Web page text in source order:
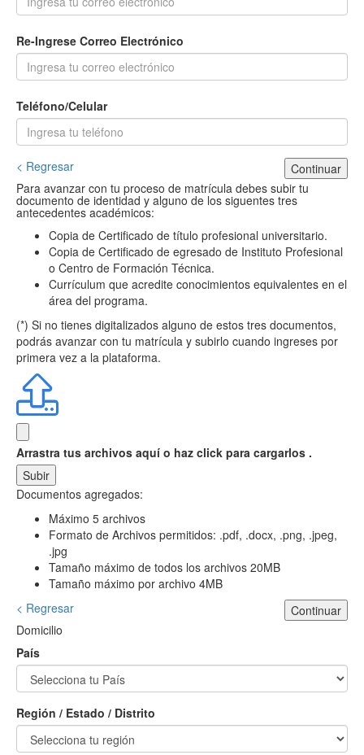
Re-Ingrese Correo Electrónico
Teléfono/Celular
< Regresar
Continuar
Para avanzar con tu proceso de matrícula debes subir tu
documento de identidad y alguno de los siguentes tres
antecedentes académicos:
Copia de Certificado de título profesional universitario.
Copia de Certificado de egresado de Instituto Profesional
o Centro de Formación Técnica.
Currículum que acredite conocimientos equivalentes en el
área del programa.
(*) Si no tienes digitalizados alguno de estos tres documentos,
podrás avanzar con tu matrícula y subirlo cuando ingreses por
primera vez a la plataforma.
Arrastra tus archivos aquí o haz click para cargarlos .
Subir
Documentos agregados:
Máximo 5 archivos
Formato de Archivos permitidos: .pdf, .docx, .png, .jpeg,
.jpg
Tamaño máximo de todos los archivos 20MB
Tamaño máximo por archivo 4MB
< Regresar
Continuar
Domicilio
País
Región / Estado / Distrito